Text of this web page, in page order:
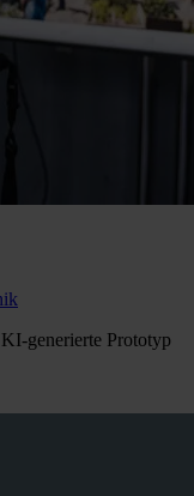
generierte Prototyp